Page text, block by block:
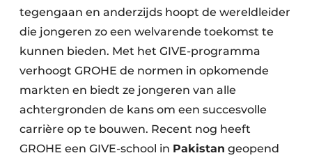
tegengaan en anderzijds hoopt de wereldleider
die jongeren zo een welvarende toekomst te
kunnen bieden. Met het GIVE-programma
verhoogt GROHE de normen in opkomende
markten en biedt ze jongeren van alle
achtergronden de kans om een succesvolle
carrière op te bouwen. Recent nog heeft
GROHE een GIVE-school in Pakistan geopend